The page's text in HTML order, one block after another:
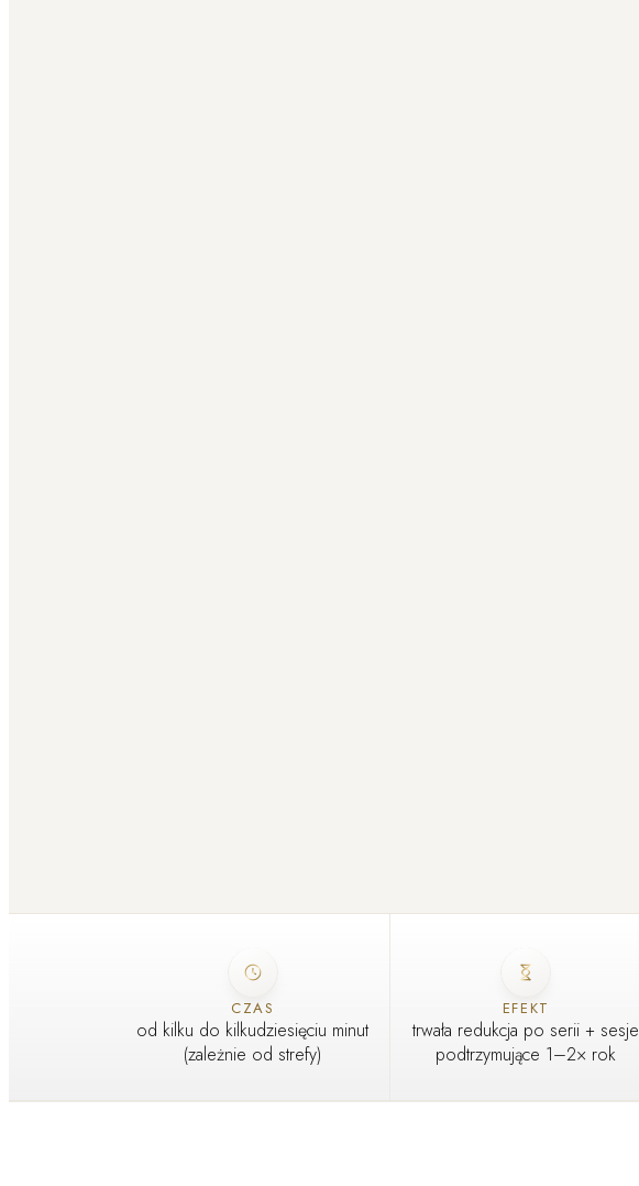
CZAS
od kilku do kilkudziesięciu minut
(zależnie od strefy)
EFEKT
trwała redukcja po serii + sesje
podtrzymujące 1–2× rok